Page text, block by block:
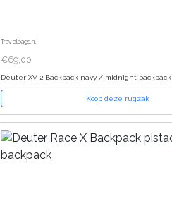
Travelbags.nl
€69,00
Deuter XV 2 Backpack navy / midnight backpack
Koop deze rugzak